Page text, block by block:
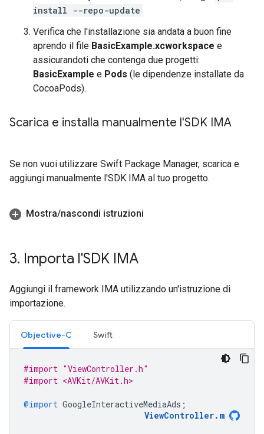
install --repo-update
Verifica che l'installazione sia andata a buon fine
aprendo il file BasicExample.xcworkspace e
assicurandoti che contenga due progetti:
BasicExample e Pods (le dipendenze installate da
CocoaPods).
Scarica e installa manualmente l'SDK IMA
Se non vuoi utilizzare Swift Package Manager, scarica e
aggiungi manualmente l'SDK IMA al tuo progetto.
Mostra/nascondi istruzioni
3. Importa l'SDK IMA
Aggiungi il framework IMA utilizzando un'istruzione di
importazione.
Objective-C Swift
#import "ViewController.h"
#import <AVKit/AVKit.h>
@import GoogleInteractiveMediaAds ;
ViewController. m